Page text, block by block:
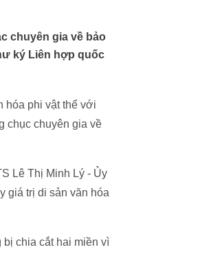
chuyên gia về bảo
ký Liên hợp quốc
hóa phi vật thể với
chục chuyên gia về
Lê Thị Minh Lý - Ủy
giá trị di sản văn hóa
chia cắt hai miền vì